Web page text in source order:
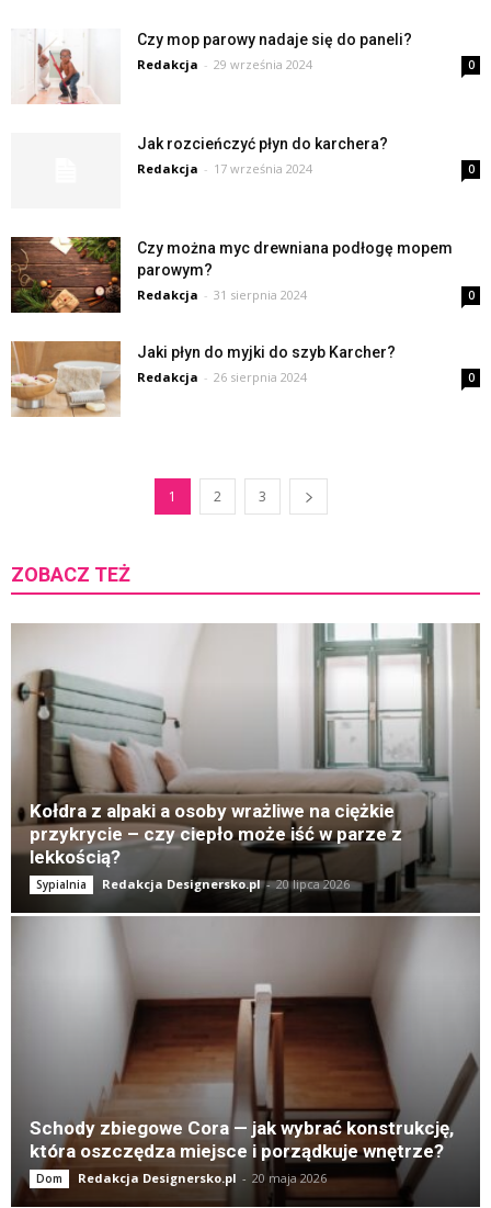
Czy mop parowy nadaje się do paneli?
Redakcja - 29 września 2024 0
Jak rozcieńczyć płyn do karchera?
Redakcja - 17 września 2024 0
Czy można myc drewniana podłogę mopem
parowym?
Redakcja - 31 sierpnia 2024 0
Jaki płyn do myjki do szyb Karcher?
Redakcja - 26 sierpnia 2024 0
1 2 3
ZOBACZ TEŻ
Kołdra z alpaki a osoby wrażliwe na ciężkie
przykrycie – czy ciepło może iść w parze z
lekkością?
Sypialnia Redakcja Designersko.pl - 20 lipca 2026
Schody zbiegowe Cora — jak wybrać konstrukcję,
która oszczędza miejsce i porządkuje wnętrze?
Dom Redakcja Designersko.pl - 20 maja 2026